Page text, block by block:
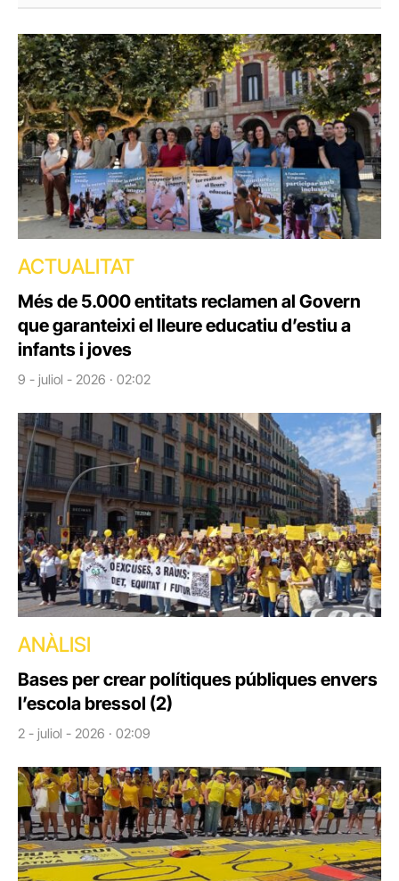
ACTUALITAT
Més de 5.000 entitats reclamen al Govern
que garanteixi el lleure educatiu d’estiu a
infants i joves
9 - juliol - 2026 · 02:02
ANÀLISI
Bases per crear polítiques públiques envers
l’escola bressol (2)
2 - juliol - 2026 · 02:09